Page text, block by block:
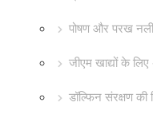
पोषण और परख
जीएम खाद्यों के
डॉल्फिन संरक्षण